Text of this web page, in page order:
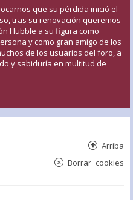
que su pérdida inició el
tras su renovación queremos
Hubble a su figura como
y como gran amigo de los
de los usuarios del foro, a
y sabiduría en multitud de
Arriba
Borrar cookies